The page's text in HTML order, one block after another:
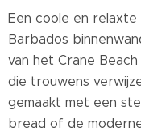
Een coole en
Barbados
van het Crane
die trouwens
gemaakt met een
bread of de